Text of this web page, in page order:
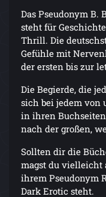
Das Pseudonym B.
steht für
Thrill. Die
Gefühle mit
der ersten bis zur
Die Begierde, die
sich bei jedem von
in ihren
nach der großen,
Sollten dir die
magst du vielleicht
ihrem Pseudonym
Dark Erotic steht.